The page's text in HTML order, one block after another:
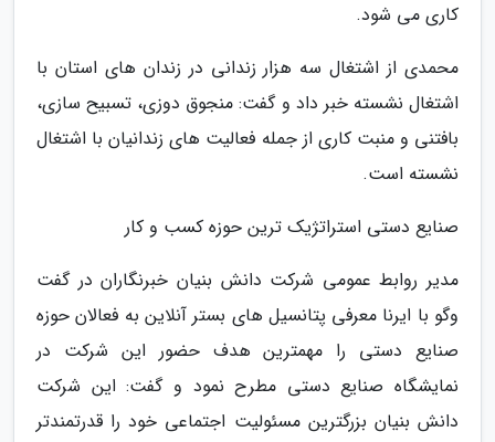
کاری می شود.
محمدی از اشتغال سه هزار زندانی در زندان های استان با
اشتغال نشسته خبر داد و گفت: منجوق دوزی، تسبیح سازی،
بافتنی و منبت کاری از جمله فعالیت های زندانیان با اشتغال
نشسته است.
صنایع دستی استراتژیک ترین حوزه کسب و کار
مدیر روابط عمومی شرکت دانش بنیان خبرنگاران در گفت
وگو با ایرنا معرفی پتانسیل های بستر آنلاین به فعالان حوزه
صنایع دستی را مهمترین هدف حضور این شرکت در
نمایشگاه صنایع دستی مطرح نمود و گفت: این شرکت
دانش بنیان بزرگترین مسئولیت اجتماعی خود را قدرتمندتر